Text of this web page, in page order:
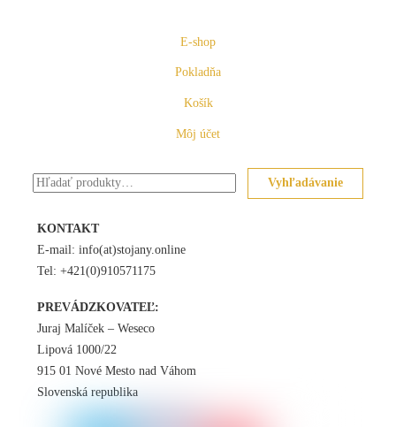
E-shop
Pokladňa
Košík
Môj účet
Hľadať: Vyhľadávanie
KONTAKT
E-mail: info(at)stojany.online
Tel: +421(0)910571175
PREVÁDZKOVATEĽ:
Juraj Malíček – Weseco
Lipová 1000/22
915 01 Nové Mesto nad Váhom
Slovenská republika